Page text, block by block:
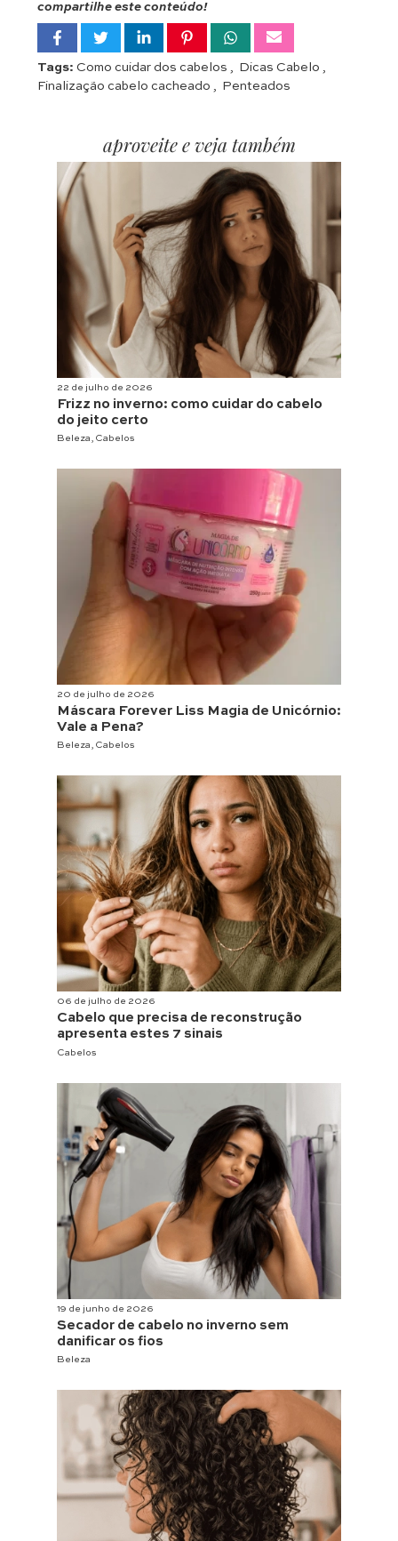
compartilhe este conteúdo!
Tags: Como cuidar dos cabelos , Dicas Cabelo ,
Finalização cabelo cacheado , Penteados
aproveite e veja também
22 de julho de 2026
Frizz no inverno: como cuidar do cabelo
do jeito certo
Beleza , Cabelos
20 de julho de 2026
Máscara Forever Liss Magia de Unicórnio:
Vale a Pena?
Beleza , Cabelos
06 de julho de 2026
Cabelo que precisa de reconstrução
apresenta estes 7 sinais
Cabelos
19 de junho de 2026
Secador de cabelo no inverno sem
danificar os fios
Beleza